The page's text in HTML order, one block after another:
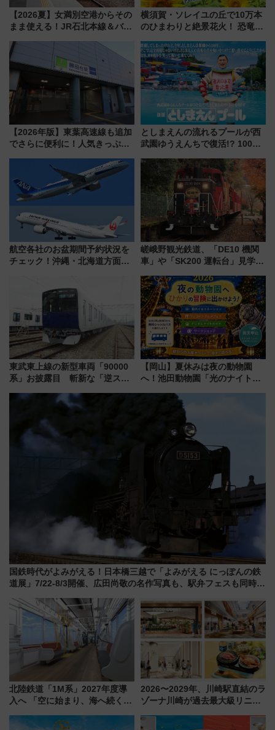
【2026夏】女満別空港からその
まま使える！JR石北本線＆バス
ーパス」でおトクに道東観光
（8/3発売）
横須賀・ソレイユの丘で10万本
のひまわりと絶景花火！ 恐竜や
帰りお出かけ最新情報（2026年
7月17日～開催）
【2026年版】東葉高速線も追加
でさらに便利に！人気きっぷ
今年も発売 秋・早春に千葉県を
巡るなら使い勝手・コスパ抜群
としまえんの流れるプールが西
武園ゆうえんちで復活!? 100周
イダー」に注目 2026年夏は所
沢へ遊びに行こう
航空各社のお盆期間予約状況を
チェック！沖縄・北海道方面は
嵯峨野観光鉄道、「DE10 機関
車」や「SK200 運転台」見学ツ
トの一環で激レア体験できちゃ
うかも 参加方法やスケジュール
をご紹介
東武東上線の新型車両「90000
系」お披露目 斬新な「逆スラ
放的な車内空間に注目、デビュ
【岡山】夏休みは夜の動物園
へ！池田動物園「光のナイトズ
国鉄時代がよみがえる！日本橋三越で「よみがえる にっぽんの鉄
道展」7/22-8/3開催、広田尚敬の名作写真も、駅弁フェスも同時開
北陸鉄道「1M系」2027年度導
入へ 「空に始まり、海へ続く」
神秘的なデザイン
2026〜2029年、川崎駅直結のラ
ゾーナ川崎が過去最大級リニュ
「いつから何が変わるか」徹底